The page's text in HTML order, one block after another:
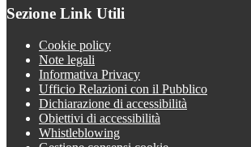
Sezione Link Utili
Cookie policy
Note legali
Informativa Privacy
Ufficio Relazioni con il Pubblico
Dichiarazione di accessibilità
Obiettivi di accessibilità
Whistleblowing